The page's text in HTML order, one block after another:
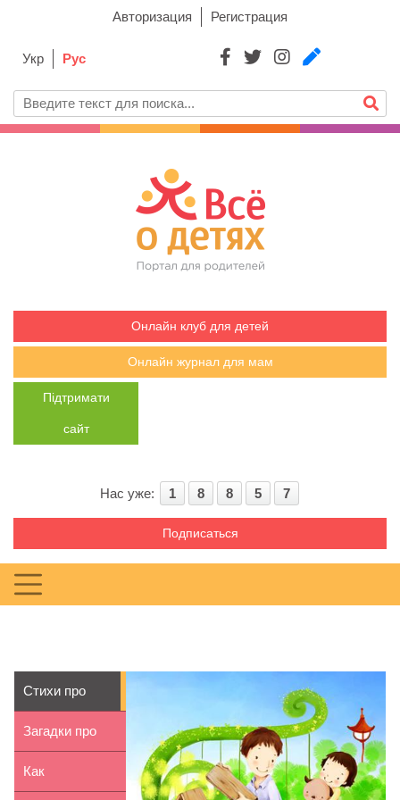
Авторизация Регистрация
Укр Рус
Онлайн клуб для детей
Онлайн журнал для мам
Підтримати
сайт
Нас уже: 1 8 8 5 7
Подписаться
Стихи про
папу для
детей 2-4 лет
Загадки про
Дракона для
Как